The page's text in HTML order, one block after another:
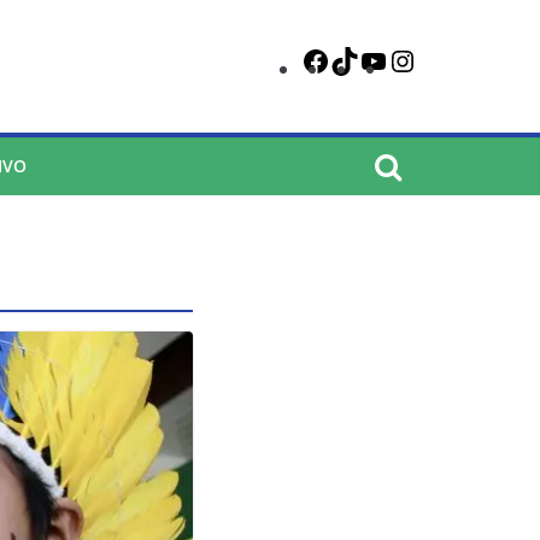
Facebook
TikTokYouTube